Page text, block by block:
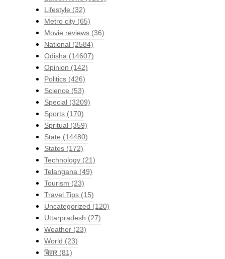
Lifestyle (32)
Metro city (65)
Movie reviews (36)
National (2584)
Odisha (14607)
Opinion (142)
Politics (426)
Science (53)
Special (3209)
Sports (170)
Spritual (359)
State (14480)
States (172)
Technology (21)
Telangana (49)
Tourism (23)
Travel Tips (15)
Uncategorized (120)
Uttarpradesh (27)
Weather (23)
World (23)
बिहार (81)